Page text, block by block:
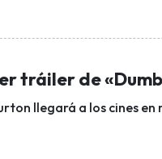
tráiler de
llegará a los cines en